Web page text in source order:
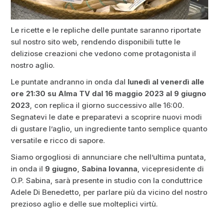
Le ricette e le repliche delle puntate saranno riportate
sul nostro sito web, rendendo disponibili tutte le
deliziose creazioni che vedono come protagonista il
nostro aglio.
Le puntate andranno in onda dal lunedì al venerdì alle
ore 21:30 su Alma TV dal 16 maggio 2023 al 9 giugno
2023 , con replica il giorno successivo alle 16:00.
Segnatevi le date e preparatevi a scoprire nuovi modi
di gustare l’aglio, un ingrediente tanto semplice quanto
versatile e ricco di sapore.
Siamo orgogliosi di annunciare che nell’ultima puntata,
in onda il 9 giugno ,Sabina Iovanna , vicepresidente di
O.P. Sabina, sarà presente in studio con la conduttrice
Adele Di Benedetto, per parlare più da vicino del nostro
prezioso aglio e delle sue molteplici virtù.